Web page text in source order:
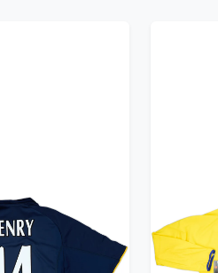
European
- 8/10 - (L)
· ca. €637